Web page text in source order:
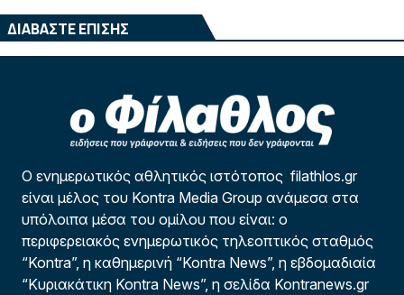
ΔΙΑΒΑΣΤΕ ΕΠΙΣΗΣ
Ο ενημερωτικός αθλητικός ιστότοπος filathlos.gr
είναι μέλος του Kontra Media Group ανάμεσα στα
υπόλοιπα μέσα του ομίλου που είναι: ο
περιφερειακός ενημερωτικός τηλεοπτικός σταθμός
“Kontra”, η καθημερινή “Kontra News”, η εβδομαδιαία
“Κυριακάτικη Kontra News”, η σελίδα Kontranews.gr